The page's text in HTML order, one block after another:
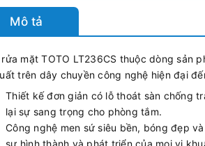
Mô tả
rửa mặt TOTO LT236CS thuộc dòng sản
trên dây chuyền công nghệ hiện đại
Thiết kế đơn giản có lỗ thoát sàn chống
lại sự sang trọng cho phòng tắm.
Công nghệ men sứ siêu bền, bóng đẹp
sự hình thành và phát triển của mọi vi